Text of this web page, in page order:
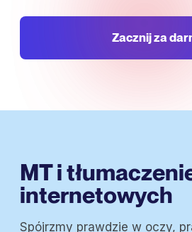
Zacznij za
MT i
internetowych
Spójrzmy prawdzie w oczy,